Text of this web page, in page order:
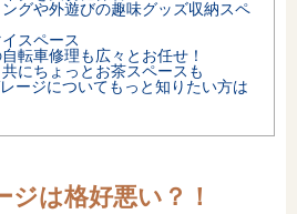
土地情報
ライン相談会
グや外遊びの趣味グッズ収納スペ
スペース
転車修理も広々とお任せ！
にちょっとお茶スペースも
ージについてもっと知りたい方は
は格好悪い？！